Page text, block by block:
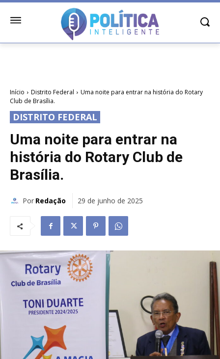
Início Distrito Federal
Uma noite para entrar na história do Rotary
Club de Brasília.
DISTRITO FEDERAL
Uma noite para entrar na
história do Rotary Club de
Brasília.
Por Redação 29 de junho de 2025